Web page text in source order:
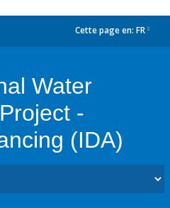
Cette page en: FR
Water
-
(IDA)